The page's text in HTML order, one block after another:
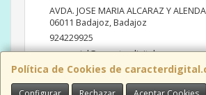
Política de Cookies de
AVDA. JOSE MARIA ALCARAZ Y
06011 Badajoz,Badajoz
924229925
comercial@caracterdigital.com